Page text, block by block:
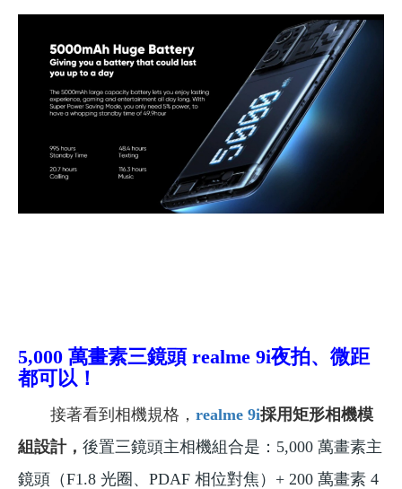
5,000 萬畫素三鏡頭 realme 9i夜拍、微距
都可以！
接著看到相機規格， realme 9i採用矩形相機模
組設計， 後置三鏡頭主相機組合是：5,000 萬畫素主
鏡頭（F1.8 光圈、PDAF 相位對焦）+ 200 萬畫素 4